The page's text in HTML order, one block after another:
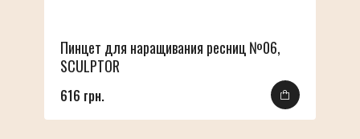
Пинцет для наращивания ресниц №06,
SCULPTOR
616 грн.